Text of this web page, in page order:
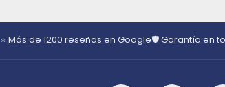
⭐ Más de 1200 reseñas en Google🛡️ Garantía en